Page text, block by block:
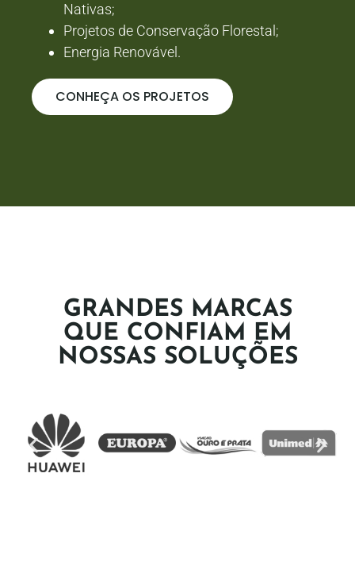
Nativas;
Projetos de Conservação Florestal;
Energia Renovável.
CONHEÇA OS PROJETOS
GRANDES MARCAS
QUE CONFIAM EM
NOSSAS SOLUÇÕES